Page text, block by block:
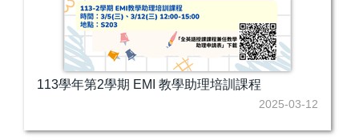
113學年第2學期 EMI 教學助理培訓課程
2025-03-12